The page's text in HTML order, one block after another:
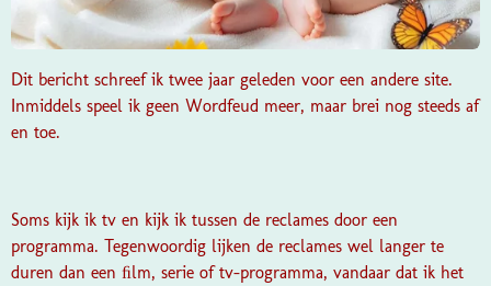
Dit bericht schreef ik twee jaar geleden voor een andere site.
Inmiddels speel ik geen Wordfeud meer, maar brei nog steeds af
en toe.
Soms kijk ik tv en kijk ik tussen de reclames door een
programma. Tegenwoordig lijken de reclames wel langer te
duren dan een ﬁlm, serie of tv-programma, vandaar dat ik het